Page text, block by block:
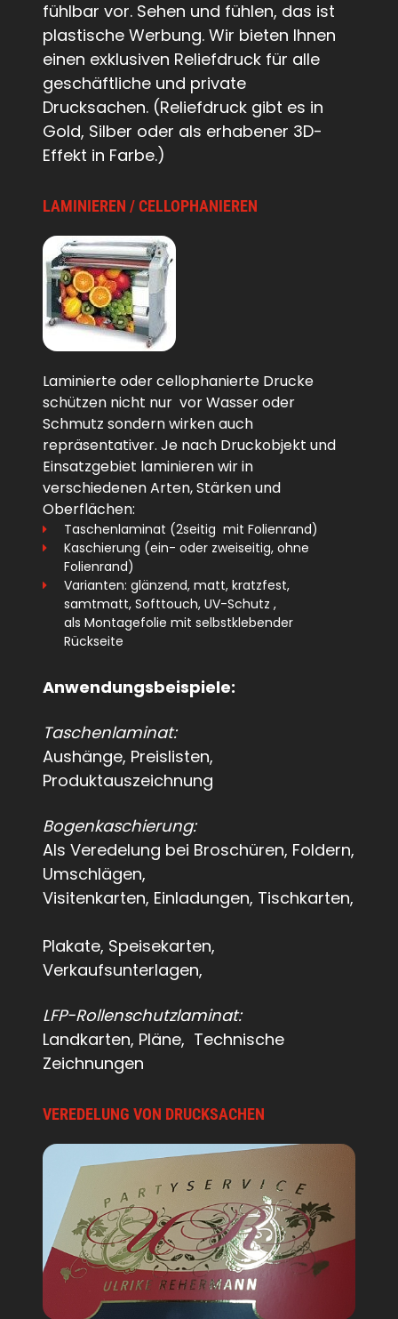
fühlbar vor. Sehen und fühlen, das ist
plastische Werbung. Wir bieten Ihnen
einen exklusiven Reliefdruck für alle
geschäftliche und private
Drucksachen. (Reliefdruck gibt es in
Gold, Silber oder als erhabener 3D-
Effekt in Farbe.)
LAMINIEREN / CELLOPHANIEREN
Laminierte oder cellophanierte Drucke
schützen nicht nur vor Wasser oder
Schmutz sondern wirken auch
repräsentativer. Je nach Druckobjekt und
Einsatzgebiet laminieren wir in
verschiedenen Arten, Stärken und
Oberflächen:
Taschenlaminat (2seitig mit Folienrand)
Kaschierung (ein- oder zweiseitig, ohne
Folienrand)
Varianten: glänzend, matt, kratzfest,
samtmatt, Softtouch, UV-Schutz ,
als Montagefolie mit selbstklebender
Rückseite
Anwendungsbeispiele:
Taschenlaminat:
Aushänge, Preislisten,
Produktauszeichnung
Bogenkaschierung:
Als Veredelung bei Broschüren, Foldern,
Umschlägen,
Visitenkarten, Einladungen, Tischkarten,
Plakate, Speisekarten,
Verkaufsunterlagen,
LFP-Rollenschutzlaminat:
Landkarten, Pläne, Technische
Zeichnungen
VEREDELUNG VON DRUCKSACHEN